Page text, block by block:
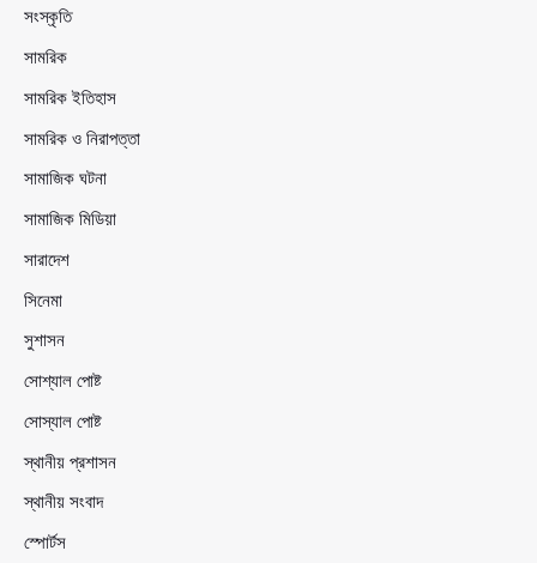
সংস্কৃতি
সামরিক
সামরিক ইতিহাস
সামরিক ও নিরাপত্তা
সামাজিক ঘটনা
সামাজিক মিডিয়া
সারাদেশ
সিনেমা
সুশাসন
সোশ্যাল পোষ্ট
সোস্যাল পোষ্ট
স্থানীয় প্রশাসন
স্থানীয় সংবাদ
স্পোর্টস